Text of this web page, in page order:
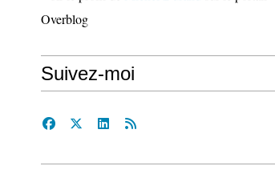
Overblog
Suivez-moi